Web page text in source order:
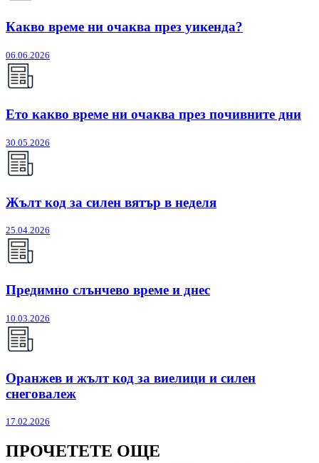
Какво време ни очаква през уикенда?
06.06.2026
Ето какво време ни очаква през почивните дни
30.05.2026
Жълт код за силен вятър в неделя
25.04.2026
Предимно слънчево време и днес
10.03.2026
Оранжев и жълт код за виелици и силен
снеговалеж
17.02.2026
ПРОЧЕТЕТЕ ОЩЕ